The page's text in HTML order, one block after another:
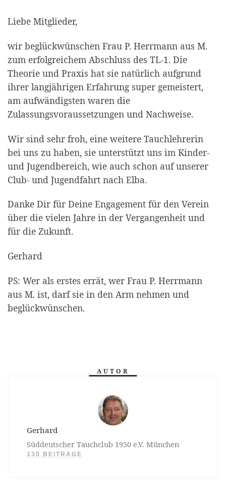
Liebe Mitglieder,
wir beglückwünschen Frau P. Herrmann aus M.
zum erfolgreichem Abschluss des TL-1. Die
Theorie und Praxis hat sie natürlich aufgrund
ihrer langjährigen Erfahrung super gemeistert,
am aufwändigsten waren die
Zulassungsvoraussetzungen und Nachweise.
Wir sind sehr froh, eine weitere Tauchlehrerin
bei uns zu haben, sie unterstützt uns im Kinder-
und Jugendbereich, wie auch schon auf unserer
Club- und Jugendfahrt nach Elba.
Danke Dir für Deine Engagement für den Verein
über die vielen Jahre in der Vergangenheit und
für die Zukunft.
Gerhard
PS: Wer als erstes errät, wer Frau P. Herrmann
aus M. ist, darf sie in den Arm nehmen und
beglückwünschen.
AUTOR
Gerhard
Süddeutscher Tauchclub 1950 e.V. München
130 BEITRÄGE